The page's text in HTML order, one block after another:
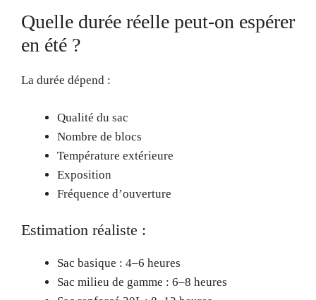
Quelle durée réelle peut-on espérer
en été ?
La durée dépend :
Qualité du sac
Nombre de blocs
Température extérieure
Exposition
Fréquence d’ouverture
Estimation réaliste :
Sac basique : 4–6 heures
Sac milieu de gamme : 6–8 heures